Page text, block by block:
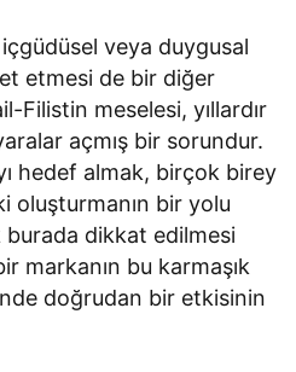
veya duygusal
etmesi de bir diğer
Filistin meselesi, yıllardır
açmış bir sorundur.
hedef almak, birçok birey
oluşturmanın bir yolu
dikkat edilmesi
markanın bu karmaşık
doğrudan bir etkisinin